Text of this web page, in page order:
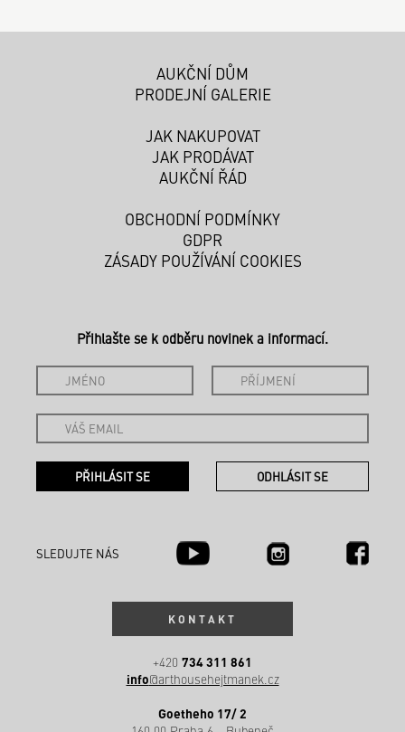
AUKČNÍ DŮM
PRODEJNÍ GALERIE
JAK NAKUPOVAT
JAK PRODÁVAT
AUKČNÍ ŘÁD
OBCHODNÍ PODMÍNKY
GDPR
ZÁSADY POUŽÍVÁNÍ COOKIES
Přihlašte se k odběru novinek a informací.
SLEDUJTE NÁS
KONTAKT
+420 734 311 861
info@arthousehejtmanek.cz
Goetheho 17/ 2